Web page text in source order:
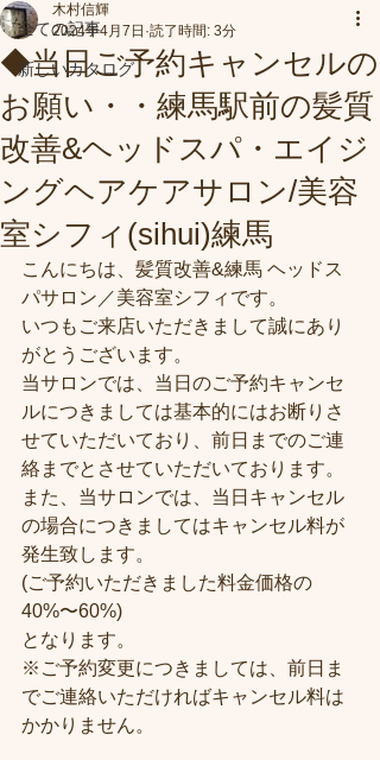
全ての記事
新しいカタログ
◆当日ご予約キャンセルの
お願い・・練馬駅前の髪質
改善&ヘッドスパ・エイジ
ングヘアケアサロン/美容
室シフィ(sihui)練馬
木村信輝
2024年4月7日 読了時間: 3分
こんにちは、髪質改善&練馬 ヘッドス
パサロン／美容室シフィです。
いつもご来店いただきまして誠にあり
がとうございます。
当サロンでは、当日のご予約キャンセ
ルにつきましては基本的にはお断りさ
せていただいており、前日までのご連
絡までとさせていただいております。
また、当サロンでは、当日キャンセル
の場合につきましてはキャンセル料が
発生致します。
(ご予約いただきました料金価格の
40%〜60%)
となります。
※ご予約変更につきましては、前日ま
でご連絡いただければキャンセル料は
かかりません。